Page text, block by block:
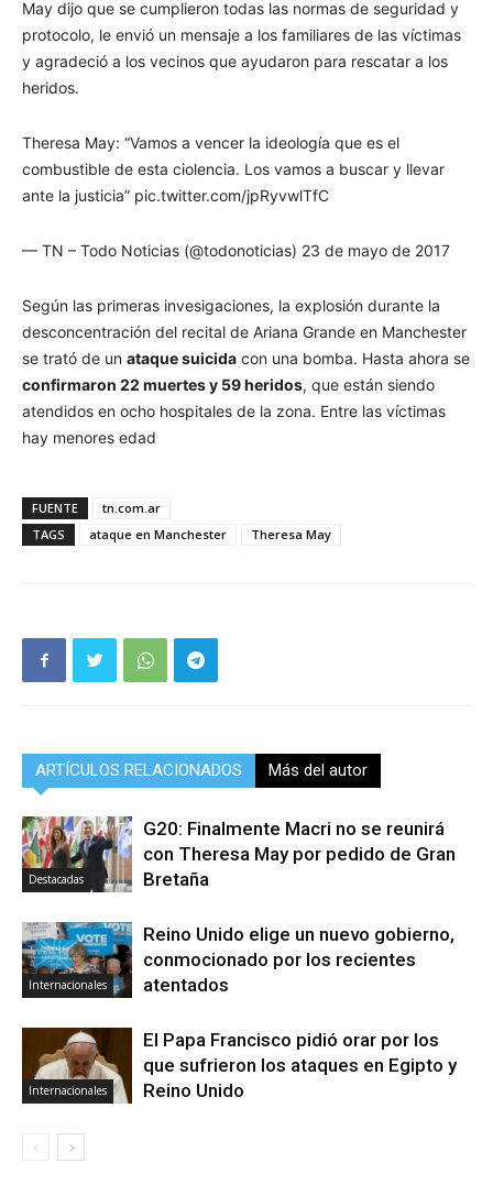
May dijo que se cumplieron todas las normas de seguridad y
protocolo, le envió un mensaje a los familiares de las víctimas
y agradeció a los vecinos que ayudaron para rescatar a los
heridos.
Theresa May: “Vamos a vencer la ideología que es el
combustible de esta ciolencia. Los vamos a buscar y llevar
ante la justicia” pic.twitter.com/jpRyvwlTfC
— TN – Todo Noticias (@todonoticias) 23 de mayo de 2017
Según las primeras invesigaciones, la explosión durante la
desconcentración del recital de Ariana Grande en Manchester
se trató de un ataque suicida con una bomba. Hasta ahora se
confirmaron 22 muertes y 59 heridos, que están siendo
atendidos en ocho hospitales de la zona. Entre las víctimas
hay menores edad
FUENTE
tn.com.ar
TAGS
ataque en Manchester Theresa May
ARTÍCULOS RELACIONADOS Más del autor
Destacadas
G20: Finalmente Macri no se reunirá
con Theresa May por pedido de Gran
Bretaña
Internacionales
Reino Unido elige un nuevo gobierno,
conmocionado por los recientes
atentados
Internacionales
El Papa Francisco pidió orar por los
que sufrieron los ataques en Egipto y
Reino Unido